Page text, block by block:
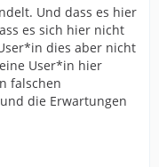
Und dass es hier
es sich hier nicht
dies aber nicht
User*in hier
falschen
die Erwartungen